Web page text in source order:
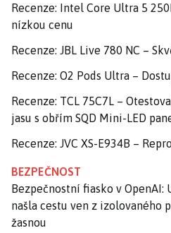
Recenze: Intel Core Ultra 5
nízkou cenu
Recenze: JBL Live 780 NC –
Recenze: O2 Pods Ultra –
Recenze: TCL 75C7L –
jasu s obřím SQD Mini-LED
Recenze: JVC XS-E934B –
BEZPEČNOST
Bezpečnostní fiasko v
našla cestu ven z izolovaného
žasnou